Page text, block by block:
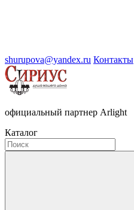
shurupova@yandex.ru Контакты
официальный партнер Arlight
Каталог